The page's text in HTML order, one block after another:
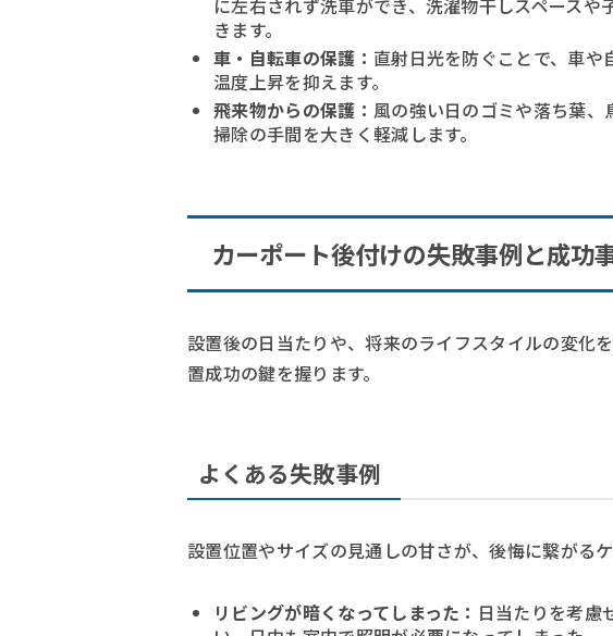
に左右されず洗車ができ、洗濯物干しスペース
きます。
車・自転車の保護： 直射日光を防ぐことで、車
温度上昇を抑えます。
飛来物からの保護： 風の強い日のゴミや落ち葉
掃除の手間を大きく軽減します。
カーポート後付けの失敗事例と成功
設置後の日当たりや、将来のライフスタイルの変化
置成功の鍵を握ります。
よくある失敗事例
設置位置やサイズの見通しの甘さが、後悔に繋がるケ
リビングが暗くなってしまった： 日当たりを考慮